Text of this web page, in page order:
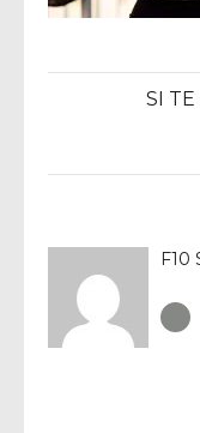
SI TE
F10